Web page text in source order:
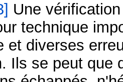
Une
technique
et diverses
Ils se peut que